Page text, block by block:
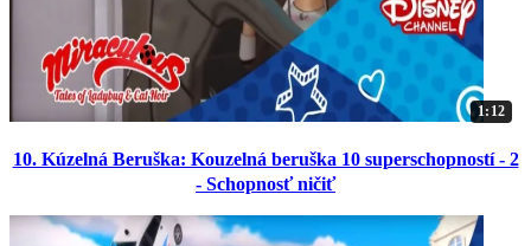
1:12
10. Kúzelná Beruška: Kouzelná beruška 10 superschopností - 2
- Schopnosť ničiť